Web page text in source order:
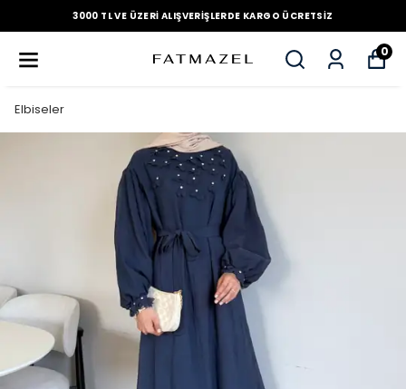
3000 TL VE ÜZERI ALIŞVERIŞLERDE KARGO ÜCRETSIZ
0
Elbiseler